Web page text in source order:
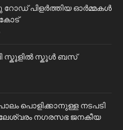
റോഡ് പിളർത്തിയ ഓർമ്മകൾ
സ്കൂളിൽ സ്കൂൾ ബസ്
പൊളിക്കാനുള്ള നടപടി
നഗരസഭ ജനകീയ